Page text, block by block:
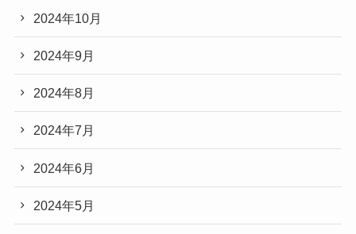
2024年10月
2024年9月
2024年8月
2024年7月
2024年6月
2024年5月